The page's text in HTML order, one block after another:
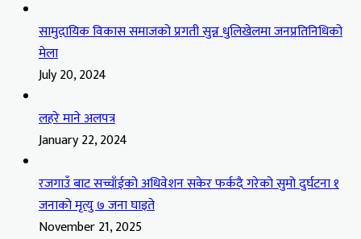
सामुदायिक विकास समाजको प्रगती सुन्न धुलिखेलमा जनप्रतिनिधिको
मेला
July 20, 2024
लहरे माने अलपत्र
January 22, 2024
रजगाउँ बाट सच्चाँईको अधिवेशन सकेर फर्कदै गरेको सुमो दुर्घटना १
जनाको मृत्यु ७ जना घाइते
November 21, 2025